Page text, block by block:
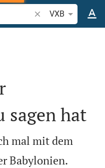
Bibelstelle oder
VXB
sagen hat
mal mit dem
Babylonien.